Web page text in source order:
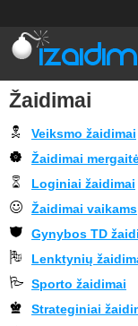
Žaidimai
Veiksmo žaidimai
Žaidimai
Loginiai žaidimai
Žaidimai vaikams
Gynybos TD
Lenktynių
Sporto žaidimai
Strateginiai